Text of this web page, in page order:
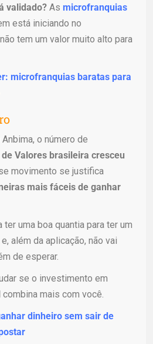
validado? As microfranquias
está iniciando no
tem um valor muito alto para
microfranquias baratas para
o número de
Valores brasileira cresceu
movimento se justifica
mais fáceis de ganhar
uma boa quantia para ter um
além da aplicação, não vai
de esperar.
se o investimento em
combina mais com você.
dinheiro sem sair de